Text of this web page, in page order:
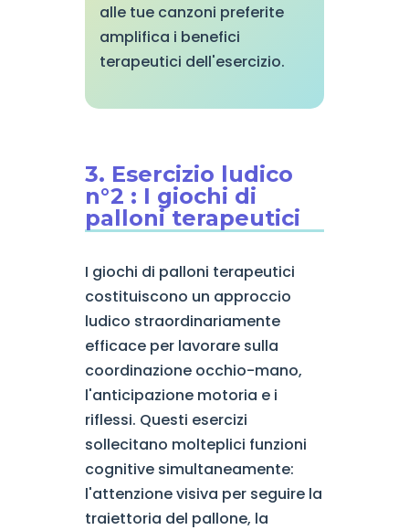
alle tue canzoni preferite
amplifica i benefici
terapeutici dell'esercizio.
3. Esercizio ludico
n°2 : I giochi di
palloni terapeutici
I giochi di palloni terapeutici
costituiscono un approccio
ludico straordinariamente
efficace per lavorare sulla
coordinazione occhio-mano,
l'anticipazione motoria e i
riflessi. Questi esercizi
sollecitano molteplici funzioni
cognitive simultaneamente:
l'attenzione visiva per seguire la
traiettoria del pallone, la